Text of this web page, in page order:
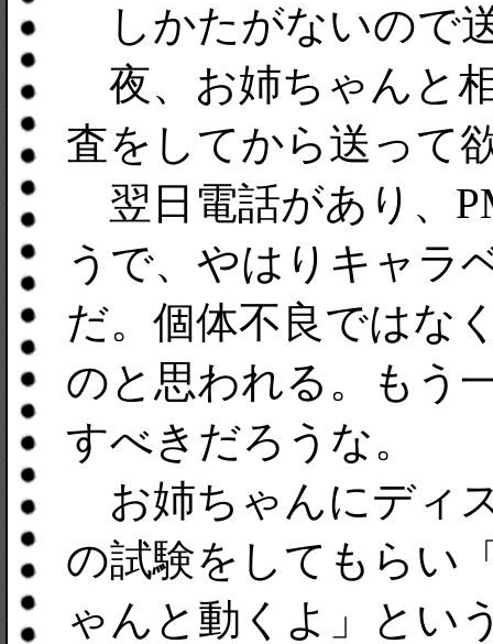
しかたがないので
夜、お姉ちゃんと
査をしてから送って
翌日電話があり、
うで、やはりキャラ
だ。個体不良ではな
のと思われる。もう
すべきだろうな。
お姉ちゃんにディ
の試験をしてもらい
ゃんと動くよ」とい